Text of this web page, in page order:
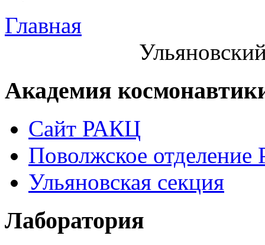
Главная
Академия
Сайт РАКЦ
Поволжское
Ульяновская секция
Лаборатория